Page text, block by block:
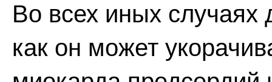
Во всех иных случаях
как он может